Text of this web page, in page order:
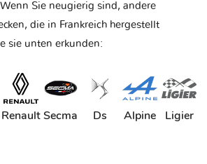
Sie neugierig sind, andere
die in Frankreich hergestellt
sie unten erkunden:
RenaultSecma Ds Alpine Ligier